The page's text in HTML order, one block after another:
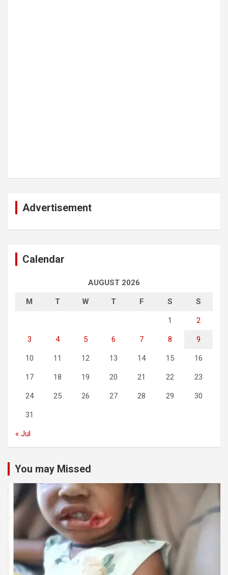
Advertisement
Calendar
AUGUST 2026
M T W T F S S
1 2
3 4 5 6 7 8 9
10 11 12 13 14 15 16
17 18 19 20 21 22 23
24 25 26 27 28 29 30
31
« Jul
You may Missed